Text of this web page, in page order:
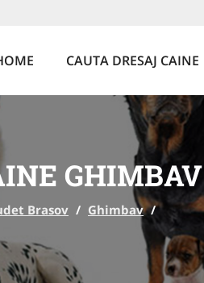
CAUTA DRESAJ CAINE
GHIMBAV
Brasov / Ghimbav /